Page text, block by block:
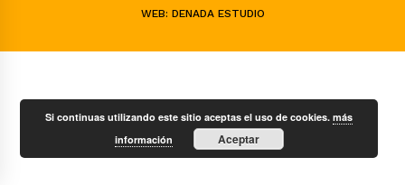
WEB: DENADA ESTUDIO
Si continuas utilizando este sitio aceptas el uso de cookies.más
información
Aceptar